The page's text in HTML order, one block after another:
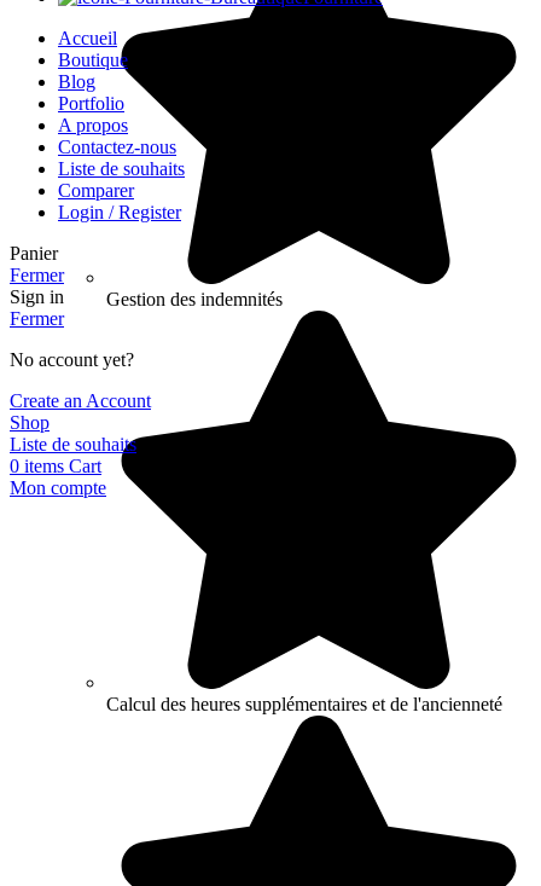
Gestion des indemnités
Calcul des heures supplémentaires et de l'ancienneté
Accueil
Boutique
Blog
Portfolio
A propos
Contactez-nous
Liste de souhaits
Comparer
Login / Register
Panier
Fermer
Sign in
Fermer
No account yet?
Create an Account
Shop
Liste de souhaits
0 items Cart
Mon compte